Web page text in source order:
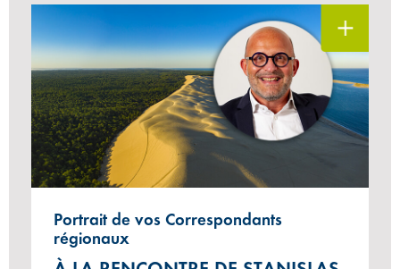
Portrait de vos Correspondants
régionaux